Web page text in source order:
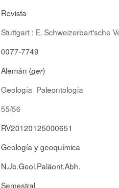
Revista
Stuttgart : E. Schweizerbart'sche
0077-7749
Alemán (ger)
Geología Paleontología
55/56
RV20120125000651
Geología y geoquímica
N.Jb.Geol.Paläont.Abh.
Semestral